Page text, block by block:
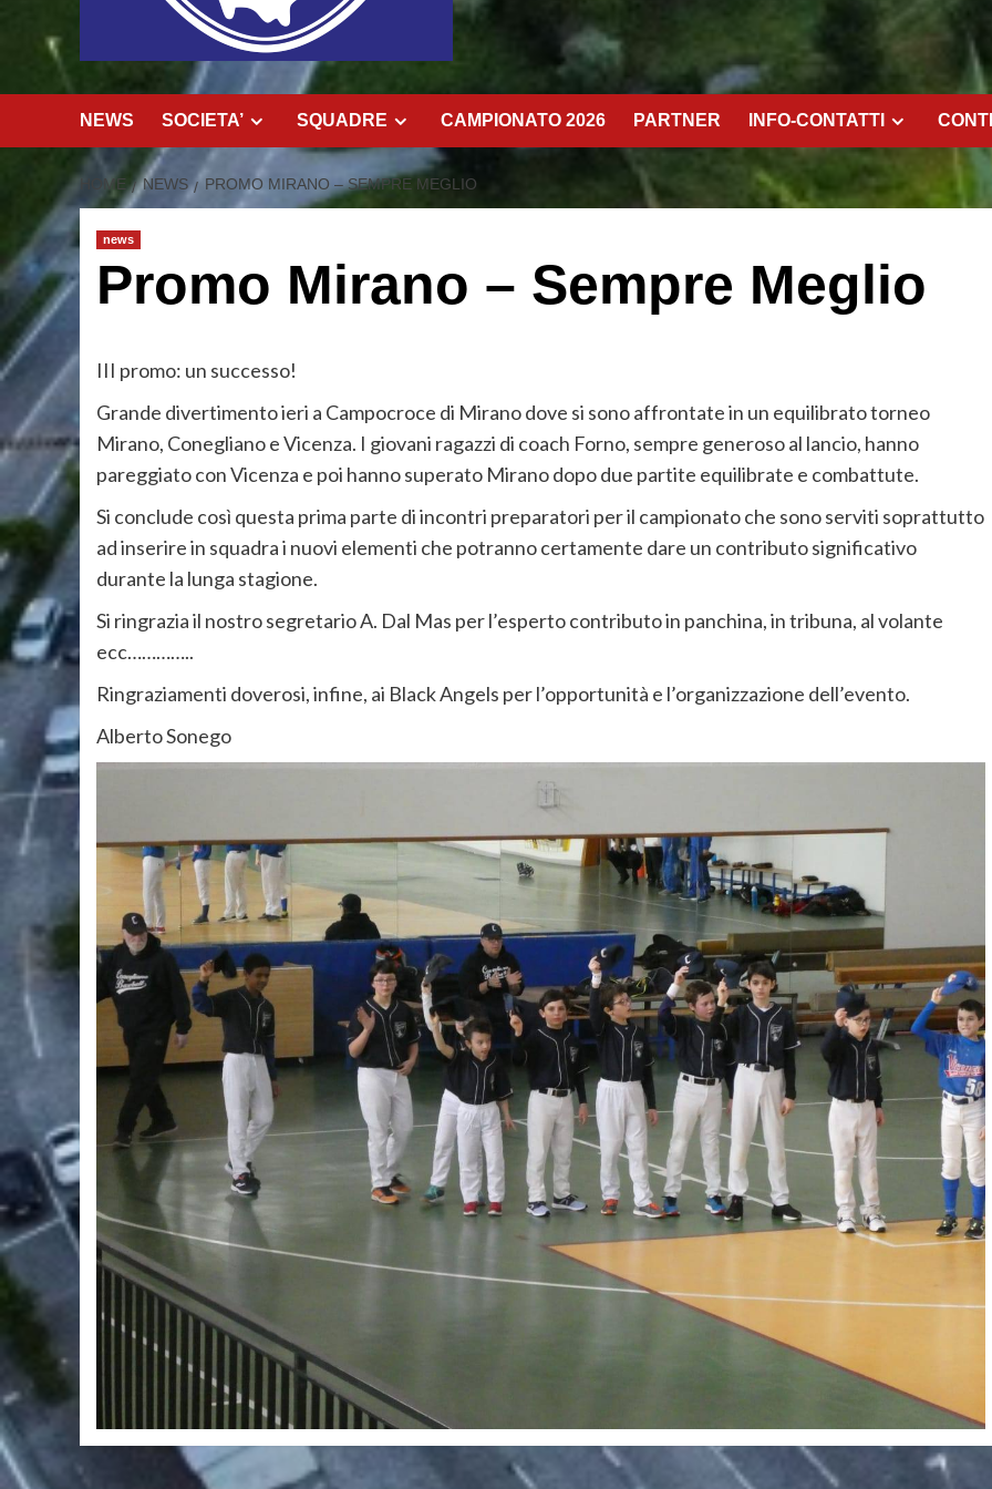
NEWS SOCIETA’ SQUADRE CAMPIONATO 2026 PARTNER INFO-CONTATTI
HOME NEWS PROMO MIRANO – SEMPRE MEGLIO
news
Promo Mirano – Sempre Meglio
III promo: un successo!
Grande divertimento ieri a Campocroce di Mirano dove si sono affrontate in un equilibrato torneo
Mirano, Conegliano e Vicenza. I giovani ragazzi di coach Forno, sempre generoso al lancio, hanno
pareggiato con Vicenza e poi hanno superato Mirano dopo due partite equilibrate e combattute.
Si conclude così questa prima parte di incontri preparatori per il campionato che sono serviti soprattutto
ad inserire in squadra i nuovi elementi che potranno certamente dare un contributo significativo
durante la lunga stagione.
Si ringrazia il nostro segretario A. Dal Mas per l’esperto contributo in panchina, in tribuna, al volante
ecc…………..
Ringraziamenti doverosi, infine, ai Black Angels per l’opportunità e l’organizzazione dell’evento.
Alberto Sonego